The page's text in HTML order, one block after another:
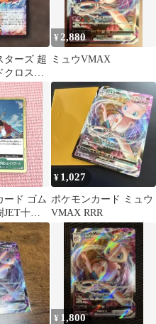
ターズ 超
クロス・
ドキュア
¥ 2,880
ミュウVMAX
ード ゴム
JET十字
ズーカ
¥ 1,027
ポケモンカード ミュウ
VMAX RRR
¥ 1,800